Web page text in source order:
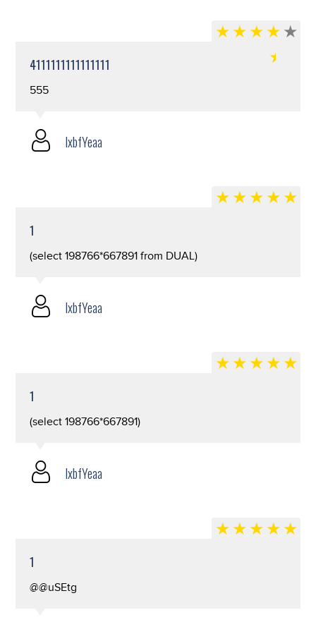
4111111111111111
555
lxbfYeaa
1
(select 198766*667891 from DUAL)
lxbfYeaa
1
(select 198766*667891)
lxbfYeaa
1
@@uSEtg